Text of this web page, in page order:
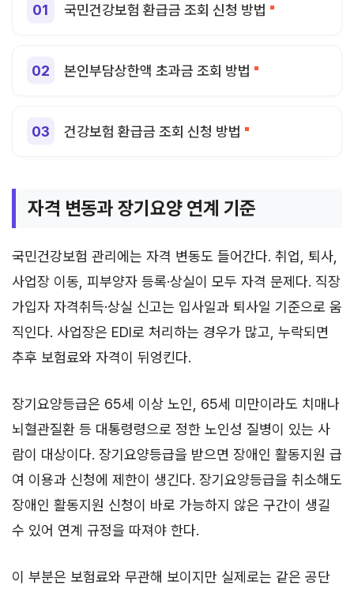
국민건강보험 환급금 조회 신청 방법
본인부담상한액 초과금 조회 방법
건강보험 환급금 조회 신청 방법
자격 변동과 장기요양 연계 기준
국민건강보험 관리에는 자격 변동도 들어간다. 취업, 퇴사,
사업장 이동, 피부양자 등록·상실이 모두 자격 문제다. 직장
가입자 자격취득·상실 신고는 입사일과 퇴사일 기준으로 움
직인다. 사업장은 EDI로 처리하는 경우가 많고, 누락되면
추후 보험료와 자격이 뒤엉킨다.
장기요양등급은 65세 이상 노인, 65세 미만이라도 치매나
뇌혈관질환 등 대통령령으로 정한 노인성 질병이 있는 사
람이 대상이다. 장기요양등급을 받으면 장애인 활동지원 급
여 이용과 신청에 제한이 생긴다. 장기요양등급을 취소해도
장애인 활동지원 신청이 바로 가능하지 않은 구간이 생길
수 있어 연계 규정을 따져야 한다.
이 부분은 보험료와 무관해 보이지만 실제로는 같은 공단